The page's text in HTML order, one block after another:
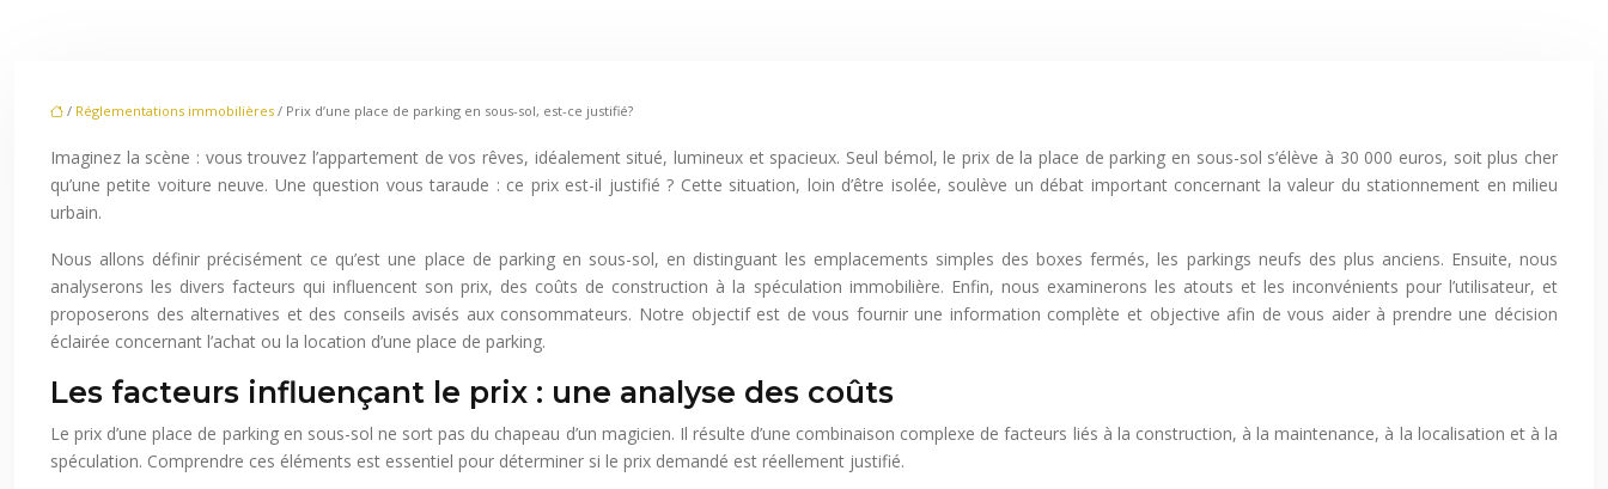
/ Réglementations immobilières / Prix d’une place de parking en sous-sol, est-ce justifié?
Imaginez la scène : vous trouvez l’appartement de vos rêves, idéalement situé, lumineux et spacieux. Seul bémol, le prix de la place de parking en sous-sol s’élève à 30 000 euros, soit plus cher
qu’une petite voiture neuve. Une question vous taraude : ce prix est-il justifié ? Cette situation, loin d’être isolée, soulève un débat important concernant la valeur du stationnement en milieu
urbain.
Nous allons définir précisément ce qu’est une place de parking en sous-sol, en distinguant les emplacements simples des boxes fermés, les parkings neufs des plus anciens. Ensuite, nous
analyserons les divers facteurs qui influencent son prix, des coûts de construction à la spéculation immobilière. Enfin, nous examinerons les atouts et les inconvénients pour l’utilisateur, et
proposerons des alternatives et des conseils avisés aux consommateurs. Notre objectif est de vous fournir une information complète et objective afin de vous aider à prendre une décision
éclairée concernant l’achat ou la location d’une place de parking.
Les facteurs influençant le prix : une analyse des coûts
Le prix d’une place de parking en sous-sol ne sort pas du chapeau d’un magicien. Il résulte d’une combinaison complexe de facteurs liés à la construction, à la maintenance, à la localisation et à la
spéculation. Comprendre ces éléments est essentiel pour déterminer si le prix demandé est réellement justifié.